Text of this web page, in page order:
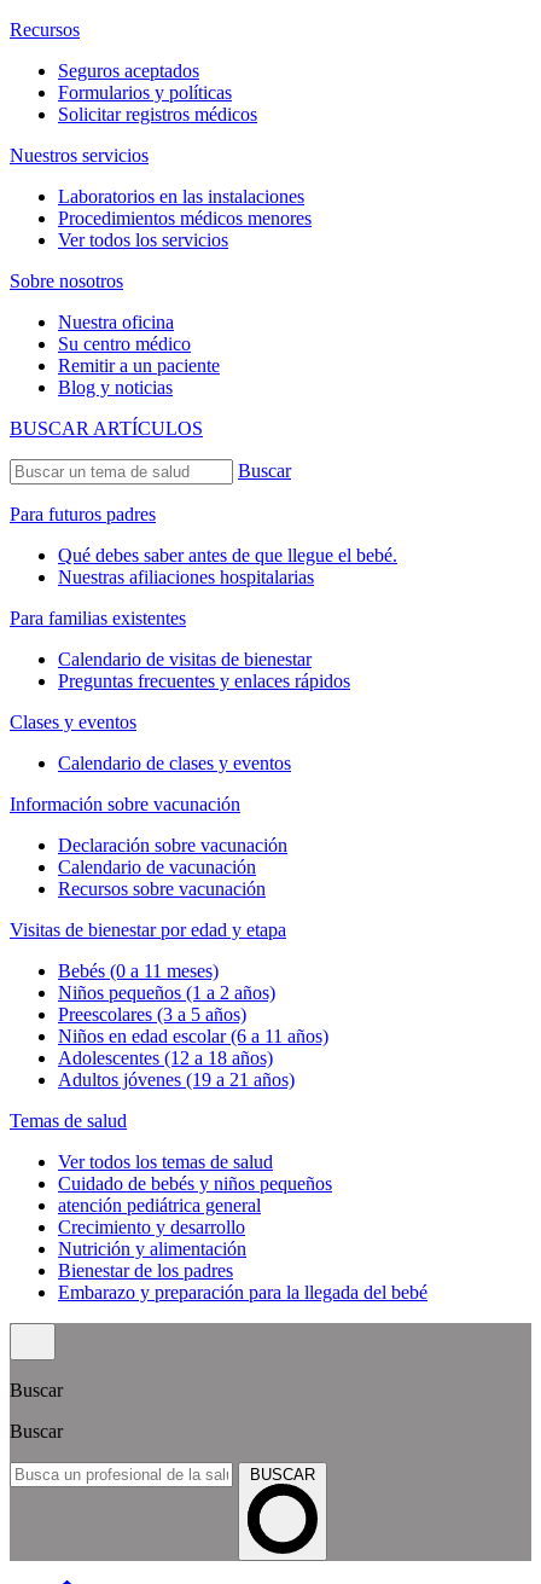
Recursos
Seguros aceptados
Formularios y políticas
Solicitar registros médicos
Nuestros servicios
Laboratorios en las instalaciones
Procedimientos médicos menores
Ver todos los servicios
Sobre nosotros
Nuestra oficina
Su centro médico
Remitir a un paciente
Blog y noticias
BUSCAR ARTÍCULOS
Buscar
Para futuros padres
Qué debes saber antes de que llegue el bebé.
Nuestras afiliaciones hospitalarias
Para familias existentes
Calendario de visitas de bienestar
Preguntas frecuentes y enlaces rápidos
Clases y eventos
Calendario de clases y eventos
Información sobre vacunación
Declaración sobre vacunación
Calendario de vacunación
Recursos sobre vacunación
Visitas de bienestar por edad y etapa
Bebés (0 a 11 meses)
Niños pequeños (1 a 2 años)
Preescolares (3 a 5 años)
Niños en edad escolar (6 a 11 años)
Adolescentes (12 a 18 años)
Adultos jóvenes (19 a 21 años)
Temas de salud
Ver todos los temas de salud
Cuidado de bebés y niños pequeños
atención pediátrica general
Crecimiento y desarrollo
Nutrición y alimentación
Bienestar de los padres
Embarazo y preparación para la llegada del bebé
Buscar
Buscar
BUSCAR